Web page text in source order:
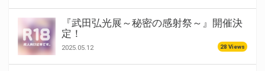
『武田弘光展～秘密の感射祭～』開催決
定！
2025.05.12 28 Views